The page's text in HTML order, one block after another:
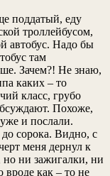
поддатый, еду
троллейбусом,
автобус. Надо бы
там
Зачем?! Не знаю,
каких – то
класс, грубо
Похоже,
и послали.
сорока. Видно, с
меня дернул к
ни зажигалки, ни
вроде как – то не